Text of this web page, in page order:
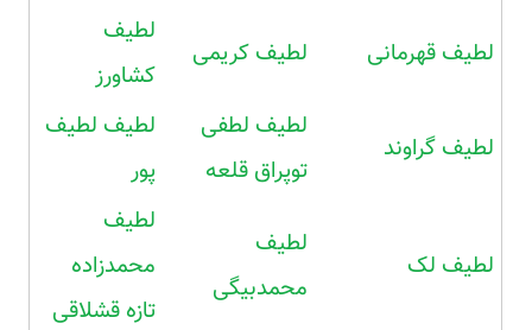
لطیف قهرمانی لطیف کریمی
لطیف
کشاورز
لطیف گراوند
لطیف لطفی
توپراق قلعه
لطیف لطیف
پور
لطیف لک
لطیف
محمدبیگی
لطیف
محمدزاده
تازه قشلاقی